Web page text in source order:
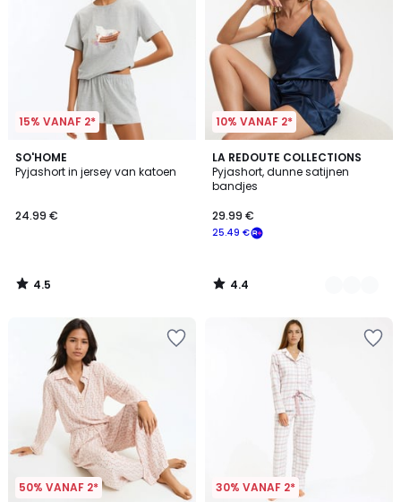
15% VANAF 2*
SO'HOME
Pyjashort in jersey van katoen
24.99 €
4.5
/ 5
4.5
/
10% VANAF 2*
LA REDOUTE COLLECTIONS
Pyjashort, dunne satijnen
bandjes
25.49 €
29.99 €
4.4
/ 5
2
Kleuren
4.4
/
50% VANAF 2* 30% VANAF 2*